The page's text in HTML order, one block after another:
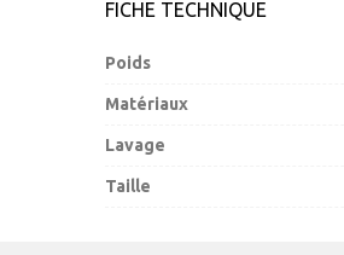
FICHE TECHNIQUE
Poids
Matériaux
Lavage
Taille